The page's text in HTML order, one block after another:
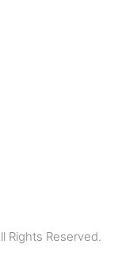
Rights Reserved.